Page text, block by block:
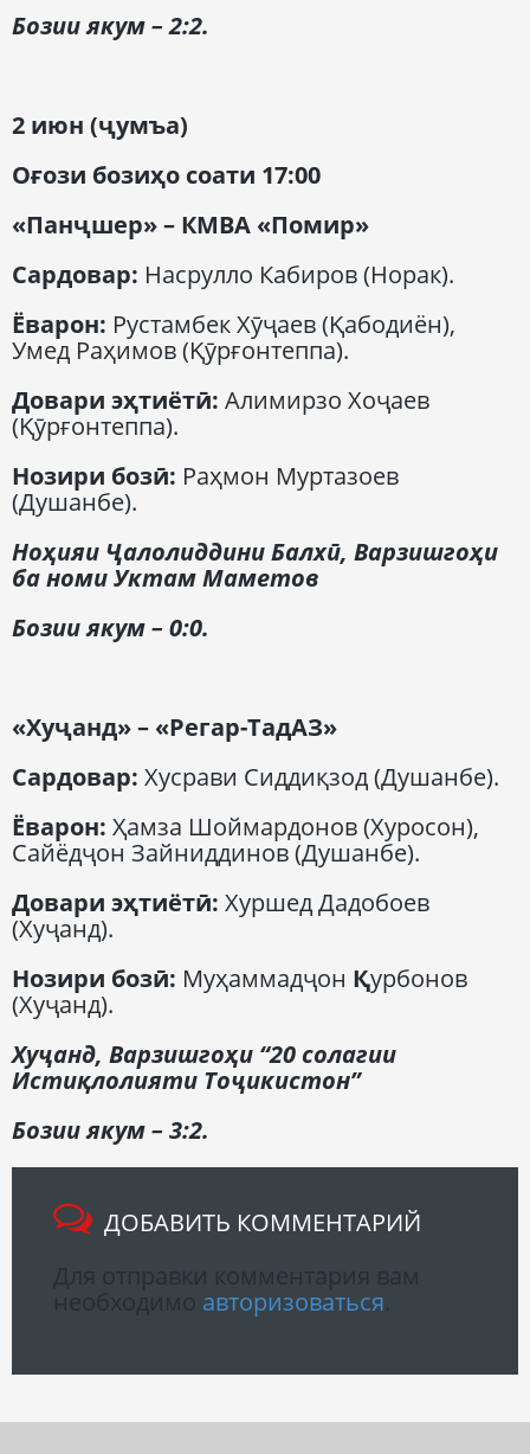
Бозии якум– 2:2.
2 июн (ҷумъа)
Оғози бозиҳо соати 17:00
«Панҷшер» – КМВА «Помир»
Сардовар: Насрулло Кабиров (Норак).
Ёварон: Рустамбек Хӯҷаев (Қабодиён),
Умед Раҳимов (Қӯрғонтеппа).
Довари эҳтиётӣ: Алимирзо Хоҷаев
(Қӯрғонтеппа).
Нозири бозӣ: Раҳмон Муртазоев
(Душанбе).
Ноҳияи Ҷалолиддини Балхӣ, Варзишгоҳи
ба номи Уктам Маметов
Бозии якум– 0:0.
«Хуҷанд» – «Регар-ТадАЗ»
Сардовар: Хусрави Сиддиқзод (Душанбе).
Ёварон: Ҳамза Шоймардонов (Хуросон),
Сайёдҷон Зайниддинов (Душанбе).
Довари эҳтиётӣ: Хуршед Дадобоев
(Хуҷанд).
Нозири бозӣ: Муҳаммадҷон Қурбонов
(Хуҷанд).
Хуҷанд, Варзишгоҳи “20 солагии
Истиқлолияти Тоҷикистон”
Бозии якум– 3:2.
ДОБАВИТЬ КОММЕНТАРИЙ
авторизоваться